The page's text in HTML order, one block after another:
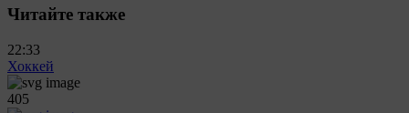
Читайте также
22:33
Хоккей
405